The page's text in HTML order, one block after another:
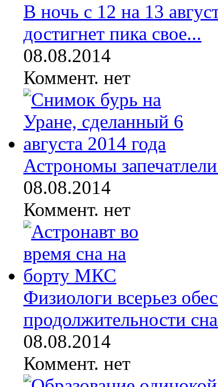
В ночь с 12 на 13
достигнет пика свое...
08.08.2014
Коммент. нет
Астрономы
08.08.2014
Коммент. нет
Физиологи всерьез
продолжительности
08.08.2014
Коммент. нет